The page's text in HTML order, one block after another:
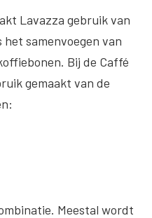
Lavazza gebruik van
het samenvoegen van
Bij de Caffé
gemaakt van de
Meestal wordt